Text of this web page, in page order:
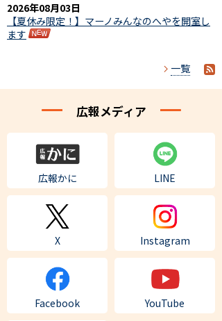
2026年08月03日
【夏休み限定！】マーノみんなのへやを開室し
ます
一覧
広報メディア
広報かに LINE
X Instagram
Facebook YouTube